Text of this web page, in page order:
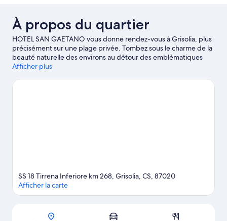
intérieure
intérieure
À propos du quartier
HOTEL SAN GAETANO vous donne rendez-vous à Grisolia, plus
précisément sur une plage privée. Tombez sous le charme de la
beauté naturelle des environs au détour des emblématiques
Réserve Naturelle de la Vallée de la Rivière Argentino et Plage
célèbres Zone Piétonne Scalea et Parc aquatique Aquafan Aqua
Afficher plus
Carte
SS 18 Tirrena Inferiore km 268, Grisolia, CS, 87020
Afficher la carte